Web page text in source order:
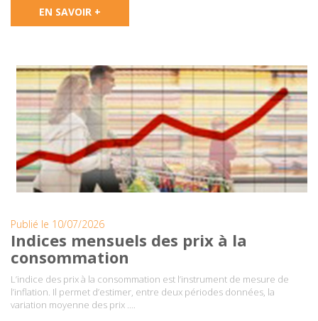
EN SAVOIR +
Publié le 10/07/2026
Indices mensuels des prix à la
consommation
L’indice des prix à la consommation est l’instrument de mesure de
l’inflation. Il permet d’estimer, entre deux périodes données, la
variation moyenne des prix ….